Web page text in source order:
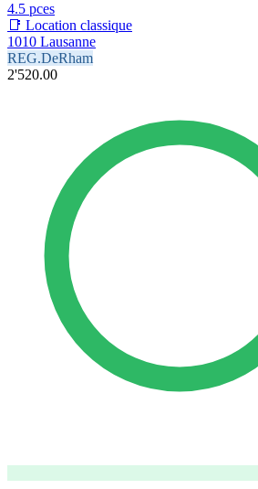
4.5 pces
📑 Location classique
1010 Lausanne
REG.DeRham
2'520.00